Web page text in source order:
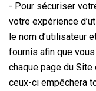
- Pour sécuriser
votre expérience
le nom d’utilisateur
fournis afin que
chaque page du
ceux-ci empêchera